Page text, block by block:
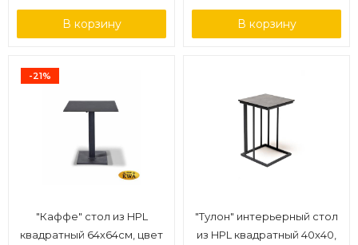
муар
В корзину В корзину
-21%
"Каффе" стол из HPL
квадратный 64х64см, цвет
"Тулон" интерьерный стол
из HPL квадратный 40х40,